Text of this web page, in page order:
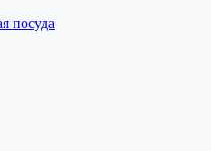
посуда